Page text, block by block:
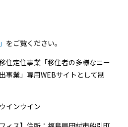
をご覧ください。
定住事業「移住者の多様なニー
事業」専用WEBサイトとして制
インウイン